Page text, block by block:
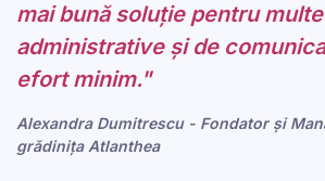
mai bună soluție pentru
administrative și de
efort minim."
Alexandra Dumitrescu - Fondator și
grădinița Atlanthea